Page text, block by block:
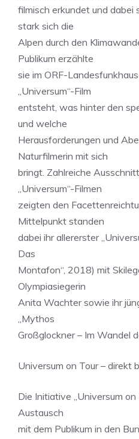
filmisch erkundet und dabei
stark sich die
Alpen durch den
Publikum erzählte
sie im ORF-
„Universum“-Film
entsteht, was hinter den
und welche
Herausforderungen und
Naturfilmerin mit sich
bringt. Zahlreiche
„Universum“-Filmen
zeigten den
Mittelpunkt standen
dabei ihr allererster
Das
Montafon“, 2018) mit
Olympiasiegerin
Anita Wachter sowie ihr
„Mythos
Großglockner – Im Wandel
Universum on Tour – direkt
Die Initiative „Universum
Austausch
mit dem Publikum in den